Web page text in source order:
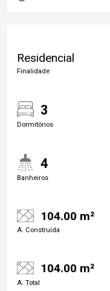
Residencial
Finalidade
3
Dormitórios
4
Banheiros
104.00 m²
A. Construída
104.00 m²
A. Total